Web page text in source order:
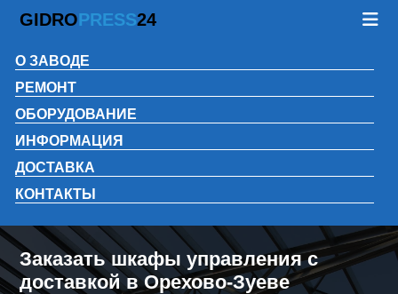
GIDROPRESS24
О ЗАВОДЕ
РЕМОНТ
ОБОРУДОВАНИЕ
ИНФОРМАЦИЯ
ДОСТАВКА
КОНТАКТЫ
Заказать шкафы управления с
доставкой в Орехово-Зуеве